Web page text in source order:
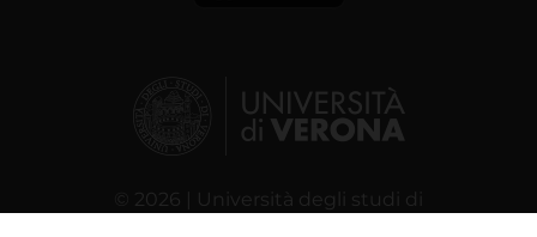
© 2026 | Università degli studi di